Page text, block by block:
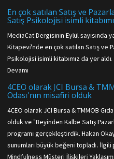
En çok satılan Satış ve
Satış Psikolojisi isimli
MediaCat Dergisinin Eylül sayısında
Kitapevi'nde en çok satılan Satış ve
Psikolojisi isimli kitabımız da yer aldı.
Devamı
4CEO olarak JCI Bursa &
Odası'nın misafiri olduk
4CEO olarak JCI Bursa & TMMOB
olduk ve "Beyinden Kalbe Satış
programı gerçekleştirdik. Hakan
sunumları büyük beğeni topladı.
Mindfulness Müşteri İlişkileri